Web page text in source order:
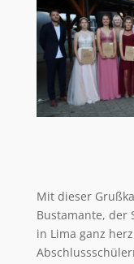
Mit dieser
Bustamante, der
in Lima ganz